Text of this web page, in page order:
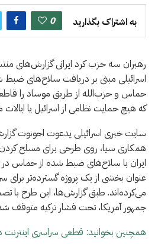
به اشتراک بگذارید 0
رهبران سه حزب کرد ایرانی گزارش‌های
اسرائیلی مبنی بر دریافت سلاح‌های ضبط
حماس و حزب‌الله از طریق موساد را
که هیچ حمایت نظامی از اسرائیل یا
سایت خبری اسرائیلی يدعوت احونوت
همکاری سیا، روی طرحی برای مسلح
ایران با سلاح‌های ضبط شده از حماس در
عنوان بخشی از یک پروژه گسترده‌تر برای
می‌کرده‌اند. طبق گزارش‌ها، این طرح با
جمهور آمریکا، تحت فشار ترکیه متوقف
همچنین بخوانید: قطعی سراسری اینترنت